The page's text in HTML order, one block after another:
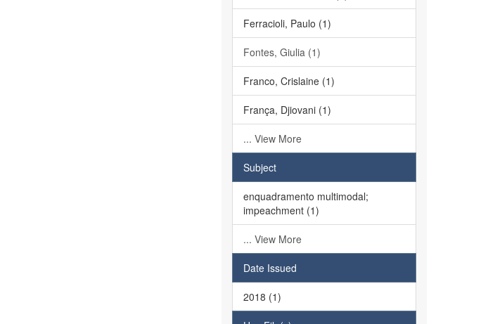
Ferracioli, Paulo (1)
Fontes, Giulia (1)
Franco, Crislaine (1)
França, Djiovani (1)
... View More
Subject
enquadramento multimodal;
impeachment (1)
... View More
Date Issued
2018 (1)